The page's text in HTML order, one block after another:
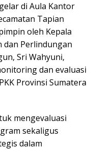
di Aula Kantor
Tapian
oleh Kepala
dan Perlindungan
Sri Wahyuni,
dan evaluasi
Provinsi Sumatera
mengevaluasi
sekaligus
dalam